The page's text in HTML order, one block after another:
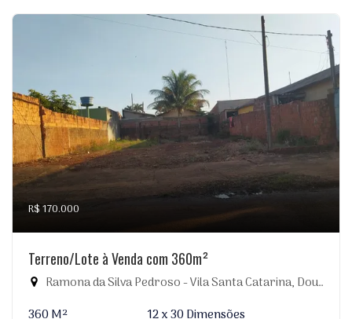
R$ 170.000
Terreno/Lote à Venda com 360m²
Ramona da Silva Pedroso - Vila Santa Catarina, Dourados-MS
360 M²
12 x 30 Dimensões